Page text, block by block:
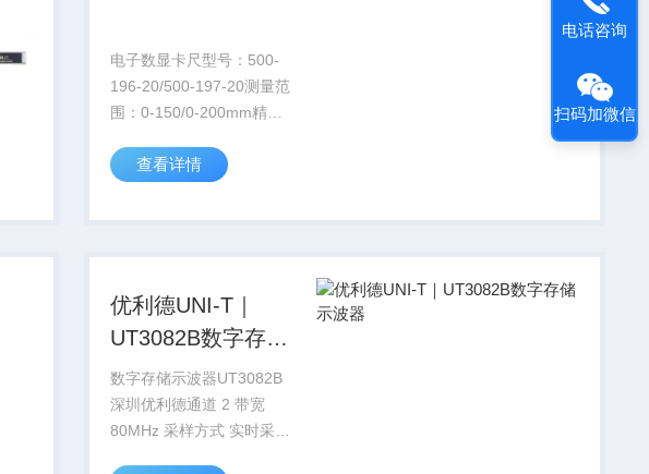
电子数显卡尺型号：500-
196-20/500-197-20测量范
围：0-150/0-200mm精
查看详情
优利德UNI-T｜
UT3082B数字存储
示波器
数字存储示波器UT3082B
深圳优利德通道 2 带宽
80MHz 采样方式 实时采样
电话咨询
扫码加微信